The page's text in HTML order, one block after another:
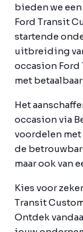
bieden we
Ford Transit
startende
uitbreiding
occasion
met
Het
occasion via
voordelen
de
maar ook van
Kies voor
Transit
Ontdek